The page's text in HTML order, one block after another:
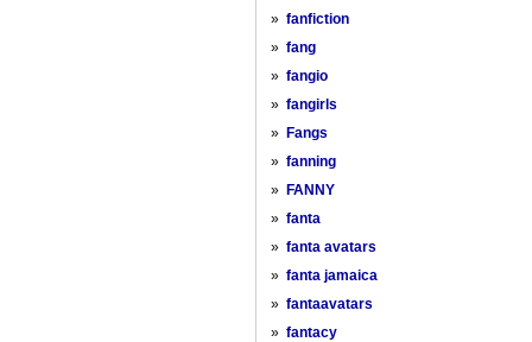
» fanfiction
» fang
» fangio
» fangirls
» Fangs
» fanning
» FANNY
» fanta
» fanta avatars
» fanta jamaica
» fantaavatars
» fantacy